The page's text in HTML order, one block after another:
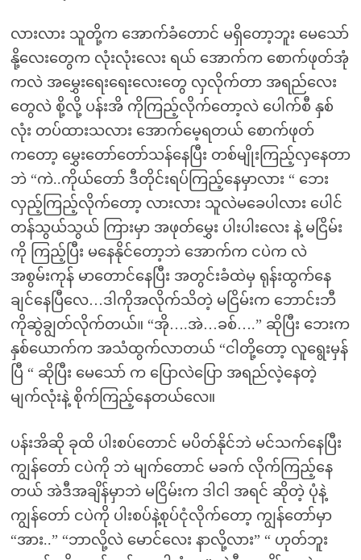
လားလား သူတို့က အောက်ခံတောင် မရှိတော့ဘူး မေသော်
နို့လေးတွေက လုံးလုံးလေး ရယ် အောက်က စောက်ဖုတ်အုံ
ကလဲ အမွှေးရေးရေးလေးတွေ လှလိုက်တာ အရည်လေး
တွေလဲ စို့လို့ ပန်းအိ ကိုကြည့်လိုက်တော့လဲ ပေါက်စီ နှစ်
လုံး တပ်ထားသလား အောက်မေ့ရတယ် စောက်ဖုတ်
ကတော့ မွှေးတော်တော်သန်နေပြီး တစ်မျိုးကြည့်လှနေတာ
ဘဲ “ကဲ..ကိုယ်တော် ဒီတိုင်းရပ်ကြည့်နေမှာလား “ ဘေး
လှည့်ကြည့်လိုက်တော့ လားလား သူလဲမခေပါလား ပေါင်
တန်သွယ်သွယ် ကြားမှာ အဖုတ်မွှေး ပါးပါးလေး နဲ့ မငြိမ်း
ကို ကြည့်ပြီး မနေနိုင်တော့ဘဲ အောက်က ငပဲက လဲ
အစွမ်းကုန် မာတောင်နေပြီး အတွင်းခံထဲမှ ရုန်းထွက်နေ
ချင်နေပြီလေ…ဒါကိုအလိုက်သိတဲ့ မငြိမ်းက ဘောင်းဘီ
ကိုဆွဲချွတ်လိုက်တယ်။ “အို….အဲ…ခစ်….” ဆိုပြီး ဘေးက
နှစ်ယောက်က အသံထွက်လာတယ် “ငါတို့တော့ လူရွေးမှန်
ပြီ “ ဆိုပြီး မေသော် က ပြောလဲပြော အရည်လဲ့နေတဲ့
မျက်လုံးနဲ့ စိုက်ကြည့်နေတယ်လေ။
ပန်းအိဆို ခုထိ ပါးစပ်တောင် မပိတ်နိုင်ဘဲ မင်သက်နေပြီး
ကျွန်တော် ငပဲကို ဘဲ မျက်တောင် မခက် လိုက်ကြည့်နေ
တယ် အဲဒီအချိန်မှာဘဲ မငြိမ်းက ဒါငါ အရင် ဆိုတဲ့ ပုံနဲ့
ကျွန်တော် ငပဲကို ပါးစပ်နဲ့စုပ်ငုံလိုက်တော့ ကျွန်တော်မှာ
“အား..” “ဘာလို့လဲ မောင်လေး နာလို့လား” “ ဟုတ်ဘူး